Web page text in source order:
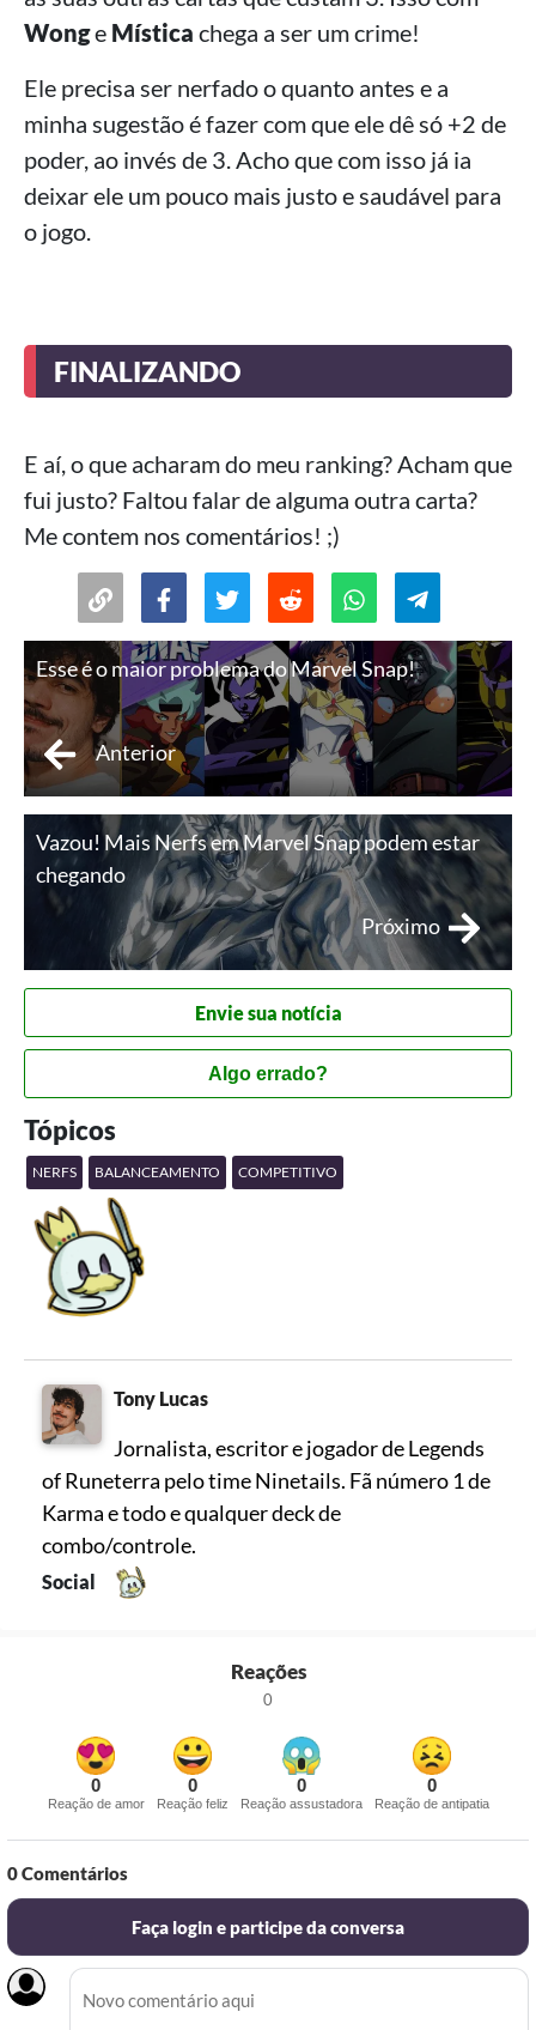
Wonge Mística chega a ser um crime!
Ele precisa ser nerfado o quanto antes e a
minha sugestão é fazer com que ele dê só +2 de
poder, ao invés de 3. Acho que com isso já ia
deixar ele um pouco mais justo e saudável para
o jogo.
FINALIZANDO
E aí, o que acharam do meu ranking? Acham que
fui justo? Faltou falar de alguma outra carta?
Me contem nos comentários! ;)
Esse é o maior problema do Marvel Snap!
Anterior
Vazou! Mais Nerfs em Marvel Snap podem estar
chegando
Próximo
Envie sua notícia
Algo errado?
Tópicos
NERFS BALANCEAMENTO COMPETITIVO
Tony Lucas
Jornalista, escritor e jogador de Legends
of Runeterra pelo time Ninetails. Fã número 1 de
Karma e todo e qualquer deck de
combo/controle.
Social
Reações
0
0
Reação de amor
0
Reação feliz
0
Reação assustadora
0
Reação de antipatia
0Comentários
Faça login e participe da conversa